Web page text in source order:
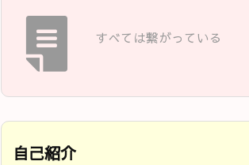
すべては繋がっている
自己紹介